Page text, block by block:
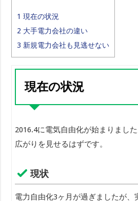
1 現在の状況
2 大手電力会社の違い
3 新規電力会社も見逃せない
現在の状況
2016.4に電気自由化が始まりまし
広がりを見せるはずです。
現状
電力自由化3ヶ月が過ぎましたが